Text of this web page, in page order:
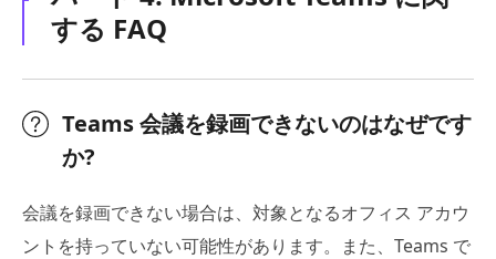
する FAQ
Teams 会議を録画できないのはなぜです
か?
会議を録画できない場合は、対象となるオフィス アカウ
ントを持っていない可能性があります。また、Teams で